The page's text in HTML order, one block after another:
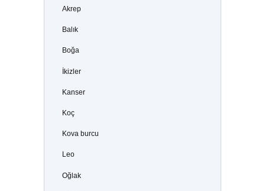
Akrep
Balık
Boğa
İkizler
Kanser
Koç
Kova burcu
Leo
Oğlak